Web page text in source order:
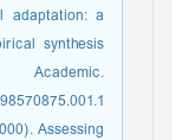
adaptation: a
Assessing